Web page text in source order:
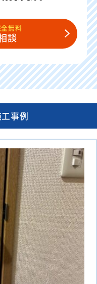
無料
談
事例